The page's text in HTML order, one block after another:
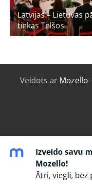
Latvijas – Lietuvas
tiekas Telšos
Veidots ar Mozello
Izveido savu
Mozello!
Ātri, viegli, bez